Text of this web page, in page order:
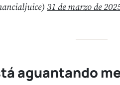
31 de marzo de
aguantando